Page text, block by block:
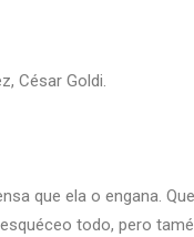
César Goldi.
que ela o engana.
todo, pero